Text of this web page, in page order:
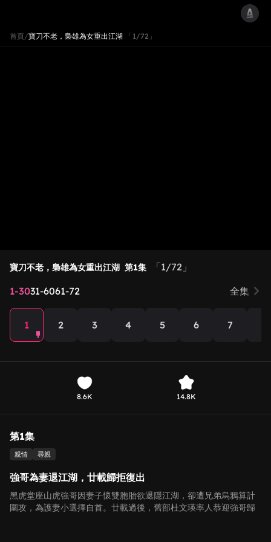
首頁/寶刀不老，梟雄為女重出江湖 「1/72」
寶刀不老，梟雄為女重出江湖 第1集
「1/72」
1-3031-6061-72 全集
1 2 3 4 5 6 7
8.6K 14.8K
第1集
親情 尋親
強哥為妻退江湖，廿載歸拒復出
黑虎堂座山虎強哥因妻子懷雙胞胎欲退隱江湖，卻遭兄弟烏鴉算計
圍攻，為護妻小選擇自首。廿載過後，舊部杜文瑛率人恭迎強哥歸